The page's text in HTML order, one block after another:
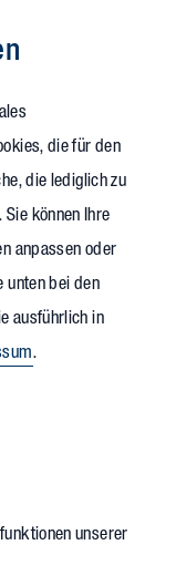
die für den
die lediglich zu
können Ihre
anpassen oder
unten bei den
ausführlich in
.
unserer